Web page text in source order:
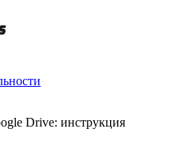
Drive: инструкция